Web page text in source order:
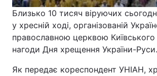
Близько 10 тисяч віруючих
у хресній ході, організованій
православною церквою Київського
нагоди Дня хрещення України-Руси.
Як передає кореспондент УНІАН,